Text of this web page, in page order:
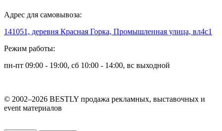
Адрес для самовывоза:
141051, деревня Красная Горка, Промышленная улица, вл4с1
Режим работы:
пн-пт 09:00 - 19:00, сб 10:00 - 14:00, вс выходной
© 2002–2026 BESTLY продажа рекламных, выставочных и
event материалов